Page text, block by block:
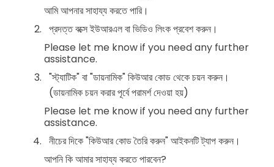
আমি আপনার সাহায্য করতে পারি।
প্রদত্ত বক্সে ইউআরএল বা ভিডিও লিংক প্রবেশ করুন।
Please let me know if you need any further
assistance.
"স্ট্যাটিক" বা "ডায়নামিক" কিউআর কোড থেকে চয়ন করুন।
(ডায়নামিক চয়ন করার পূর্বে পরামর্শ দেওয়া হয়)
Please let me know if you need any further
assistance.
নীচের দিকে "কিউআর কোড তৈরি করুন" আইকনটি ট্যাপ করুন।
আপনি কি আমার সাহায্য করতে পারবেন?